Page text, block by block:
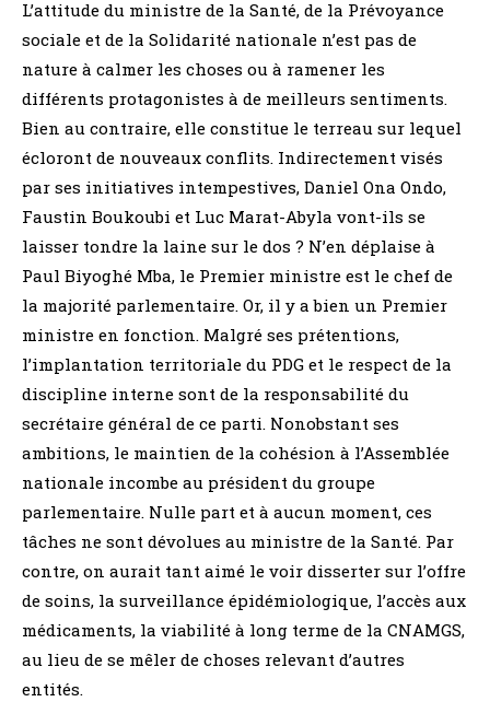
L’attitude du ministre de la Santé, de la Prévoyance
sociale et de la Solidarité nationale n’est pas de
nature à calmer les choses ou à ramener les
différents protagonistes à de meilleurs sentiments.
Bien au contraire, elle constitue le terreau sur lequel
écloront de nouveaux conflits. Indirectement visés
par ses initiatives intempestives, Daniel Ona Ondo,
Faustin Boukoubi et Luc Marat-Abyla vont-ils se
laisser tondre la laine sur le dos ? N’en déplaise à
Paul Biyoghé Mba, le Premier ministre est le chef de
la majorité parlementaire. Or, il y a bien un Premier
ministre en fonction. Malgré ses prétentions,
l’implantation territoriale du PDG et le respect de la
discipline interne sont de la responsabilité du
secrétaire général de ce parti. Nonobstant ses
ambitions, le maintien de la cohésion à l’Assemblée
nationale incombe au président du groupe
parlementaire. Nulle part et à aucun moment, ces
tâches ne sont dévolues au ministre de la Santé. Par
contre, on aurait tant aimé le voir disserter sur l’offre
de soins, la surveillance épidémiologique, l’accès aux
médicaments, la viabilité à long terme de la CNAMGS,
au lieu de se mêler de choses relevant d’autres
entités.